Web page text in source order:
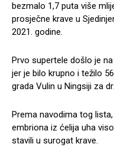
bezmalo 1,7 puta više
prosječne krave u
2021. godine.
Prvo supertele došlo je
jer je bilo krupno i težilo
grada Vulin u Ningsiji za
Prema navodima tog
embriona iz ćelija uha
stavili u surogat krave.